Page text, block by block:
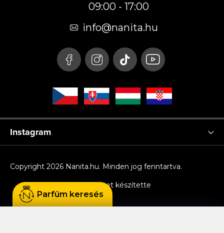
09:00 - 17:00
info@nanita.hu
Instagram
Shoptet készítette
Copyright 2026 Nanita.hu. Minden jog fenntartva.
Parfüm keresés